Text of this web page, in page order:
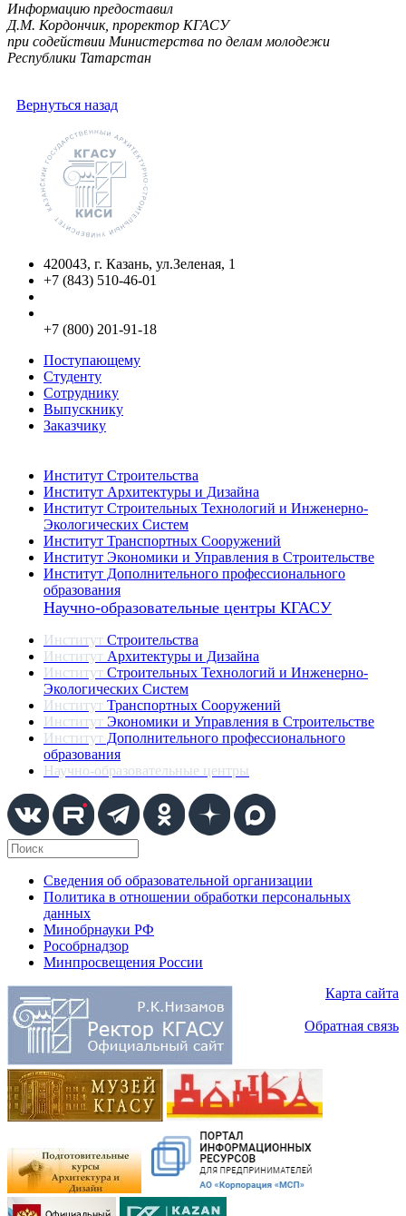
Информацию предоставил
Д.М. Кордончик, проректор КГАСУ
при содействии Министерства по делам молодежи
Республики Татарстан
Вернуться назад
420043, г. Казань, ул.Зеленая, 1
+7 (843) 510-46-01
+7 (800) 201-91-18
Поступающему
Студенту
Сотруднику
Выпускнику
Заказчику
Институт Строительства
Институт Архитектуры и Дизайна
Институт Строительных Технологий и Инженерно-
Экологических Систем
Институт Транспортных Сооружений
Институт Экономики и Управления в Строительстве
Институт Дополнительного профессионального
образования
Научно-образовательные центры КГАСУ
Институт Строительства
Институт Архитектуры и Дизайна
Институт Строительных Технологий и Инженерно-
Экологических Систем
Институт Транспортных Сооружений
Институт Экономики и Управления в Строительстве
Институт Дополнительного профессионального
образования
Научно-образовательные центры
Сведения об образовательной организации
Политика в отношении обработки персональных
данных
Минобрнауки РФ
Рособрнадзор
Минпросвещения России
Карта сайта
Обратная связь